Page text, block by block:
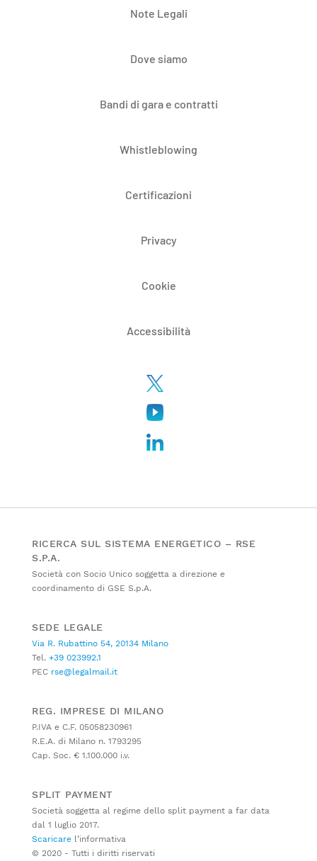
Note Legali
Dove siamo
Bandi di gara e contratti
Whistleblowing
Certificazioni
Privacy
Cookie
Accessibilità
RICERCA SUL SISTEMA ENERGETICO – RSE
S.P.A.
Società con Socio Unico soggetta a direzione e
coordinamento di GSE S.p.A.
SEDE LEGALE
Via R. Rubattino 54, 20134 Milano
Tel. +39 023992.1
PEC rse@legalmail.it
REG. IMPRESE DI MILANO
P.IVA e C.F. 05058230961
R.E.A. di Milano n. 1793295
Cap. Soc. € 1.100.000 i.v.
SPLIT PAYMENT
Società soggetta al regime dello split payment a far data
dal 1 luglio 2017.
Scaricare l’informativa
© 2020 - Tutti i diritti riservati